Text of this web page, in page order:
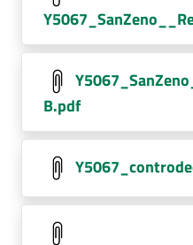
B.pdf